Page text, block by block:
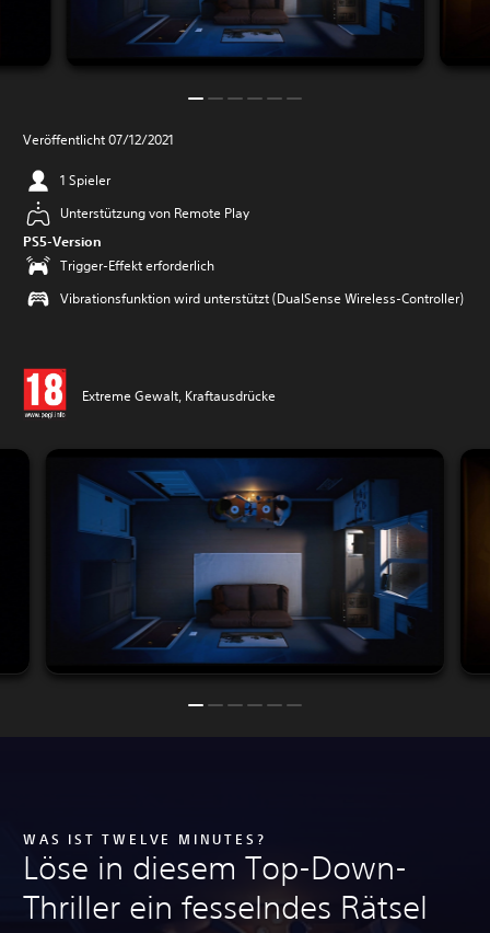
Veröffentlicht 07/12/2021
1 Spieler
Unterstützung von Remote Play
PS5-Version
Trigger-Effekt erforderlich
Vibrationsfunktion wird unterstützt (DualSense Wireless-Controller)
Extreme Gewalt, Kraftausdrücke
WAS IST TWELVE MINUTES?
Löse in diesem Top-Down-
Thriller ein fesselndes Rätsel